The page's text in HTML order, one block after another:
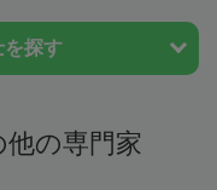
を探す
の専門家